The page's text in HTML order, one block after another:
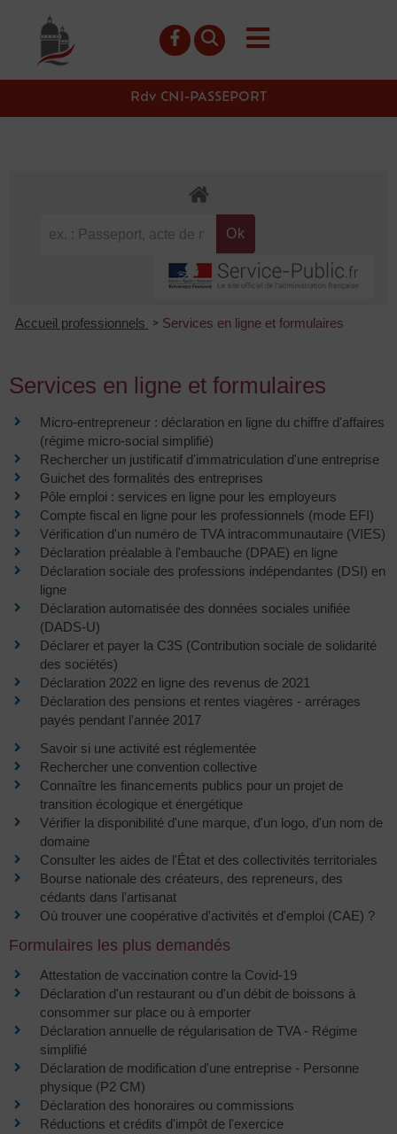
principal
Rdv CNI-PASSEPORT
Accueil professionnels > Services en ligne et formulaires
Services en ligne et formulaires
Micro-entrepreneur : déclaration en ligne du chiffre d'affaires
(régime micro-social simplifié)
Rechercher un justificatif d'immatriculation d'une entreprise
Guichet des formalités des entreprises
Pôle emploi : services en ligne pour les employeurs
Compte fiscal en ligne pour les professionnels (mode EFI)
Vérification d'un numéro de TVA intracommunautaire (VIES)
Déclaration préalable à l'embauche (DPAE) en ligne
Déclaration sociale des professions indépendantes (DSI) en
ligne
Déclaration automatisée des données sociales unifiée
(DADS-U)
Déclarer et payer la C3S (Contribution sociale de solidarité
des sociétés)
Déclaration 2022 en ligne des revenus de 2021
Déclaration des pensions et rentes viagères - arrérages
payés pendant l'année 2017
Savoir si une activité est réglementée
Rechercher une convention collective
Connaître les financements publics pour un projet de
transition écologique et énergétique
Vérifier la disponibilité d'une marque, d'un logo, d'un nom de
domaine
Consulter les aides de l'État et des collectivités territoriales
Bourse nationale des créateurs, des repreneurs, des
cédants dans l'artisanat
Où trouver une coopérative d'activités et d'emploi (CAE) ?
Formulaires les plus demandés
Attestation de vaccination contre la Covid‑19
Déclaration d'un restaurant ou d'un débit de boissons à
consommer sur place ou à emporter
Déclaration annuelle de régularisation de TVA - Régime
simplifié
Déclaration de modification d'une entreprise - Personne
physique (P2 CM)
Déclaration des honoraires ou commissions
Réductions et crédits d'impôt de l'exercice